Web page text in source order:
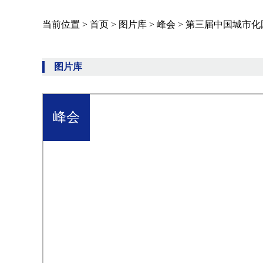
当前位置 > 首页 > 图片库 > 峰会 > 第三届中国城市
图片库
峰会